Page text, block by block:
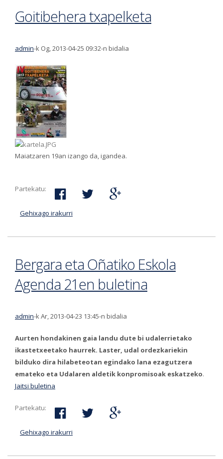
Goitibehera txapelketa
admin-k Og, 2013-04-25 09:32-n bidalia
Maiatzaren 19an izango da, igandea.
Partekatu:
Gehixago irakurri
Bergara eta Oñatiko Eskola
Agenda 21en buletina
admin-k Ar, 2013-04-23 13:45-n bidalia
Aurten hondakinen gaia landu dute bi udalerrietako
ikastetxeetako haurrek. Laster, udal ordezkariekin
bilduko dira hilabeteotan egindako lana ezagutzera
emateko eta Udalaren aldetik konpromisoak eskatzeko.
Jaitsi buletina
Partekatu:
Gehixago irakurri